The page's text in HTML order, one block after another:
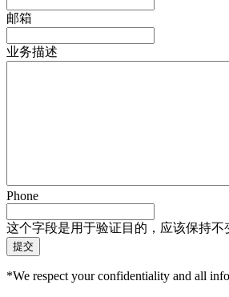
邮箱
业务描述
Phone
这个字段是用于验证目的，应该保持不
*We respect your confidentiality and all